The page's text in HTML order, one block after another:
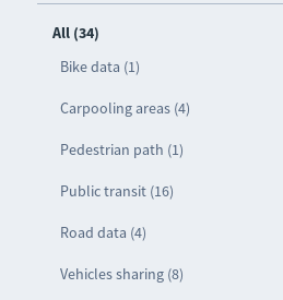
All (34)
Bike data (1)
Carpooling areas (4)
Pedestrian path (1)
Public transit (16)
Road data (4)
Vehicles sharing (8)